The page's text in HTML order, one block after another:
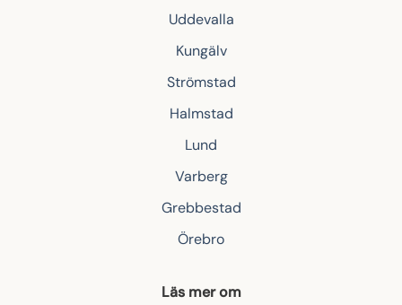
Uddevalla
Kungälv
Strömstad
Halmstad
Lund
Varberg
Grebbestad
Örebro
Läs mer om